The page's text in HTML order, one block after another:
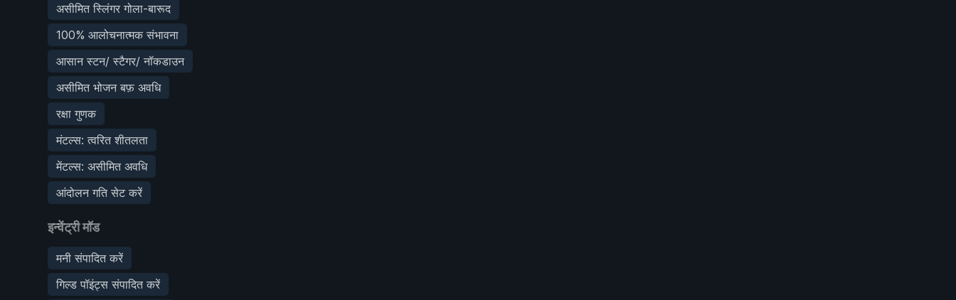
असीमित स्लिंगर गोला-बारूद
100% आलोचनात्मक संभावना
आसान स्टन/ स्टैगर/ नॉकडाउन
असीमित भोजन बफ़ अवधि
रक्षा गुणक
मंटल्स: त्वरित शीतलता
मेंटल्स: असीमित अवधि
आंदोलन गति सेट करें
इन्वेंट्री मॉड
मनी संपादित करें
गिल्ड पॉइंट्स संपादित करें